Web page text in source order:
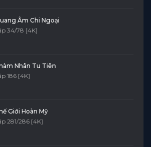
Âm Chi Ngoại
34/78 [4K]
Nhân Tu Tiên
186 [4K]
Giới Hoàn Mỹ
281/286 [4K]